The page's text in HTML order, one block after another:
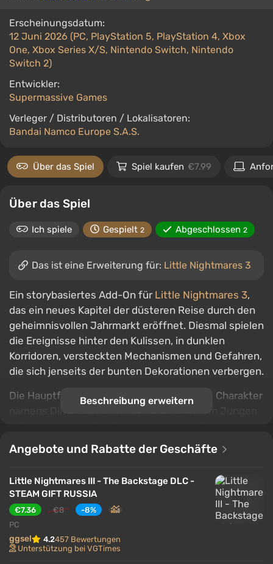
Erscheinungsdatum:
12 Juni 2026 (PC, PlayStation 5, PlayStation 4, Xbox
One, Xbox Series X/S, Nintendo Switch, Nintendo
Switch 2)
Entwickler:
Supermassive Games
Verleger / Distributoren / Lokalisatoren:
Bandai Namco Europe S.A.S.
Über das Spiel Spiel kaufen €7.99
Über das Spiel
Ich spiele Gespielt 2 Abgeschlossen 2
Das ist eine Erweiterung für: Little Nightmares 3
Ein storybasiertes Add-On für Little Nightmares 3,
das ein neues Kapitel der düsteren Reise durch den
geheimnisvollen Jahrmarkt eröffnet. Diesmal spielen
die Ereignisse hinter den Kulissen, in dunklen
Korridoren, versteckten Mechanismen und Gefahren,
die sich jenseits der bunten Dekorationen verbergen.
Die Hauptfigur muss sich mit einem neuen Charakter
und den Weg durch die Dunkelheit erhellt.
Gemeinsam werden sie neue Rätsel lösen, tödlichen
gegenübertreten, um das Reh zu retten und die
Geheimnisse des unheimlichsten Teils des
Jahrmarkts zu enthüllen.
Beschreibung erweitern
Angebote und Rabatte der Geschäfte
Little Nightmares III - The Backstage DLC -
STEAM GIFT RUSSIA
€7.36 €8
-8%
PC
ggsel 4.2457 Bewertungen
Unterstützung bei VGTimes